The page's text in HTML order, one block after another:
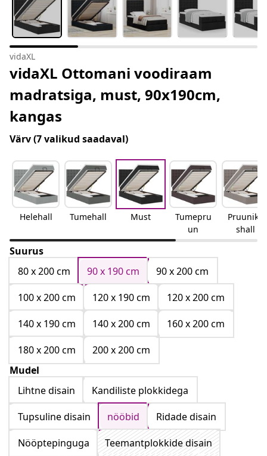
vidaXL
vidaXL Ottomani voodiraam
madratsiga, must, 90x190cm,
kangas
Värv(7 valikud saadaval)
Helehall Tumehall Must
Tumepru
un
Pruunika
shall
Suurus
80 x 200 cm
90 x 190 cm
90 x 200 cm
100 x 200 cm
120 x 190 cm
120 x 200 cm
140 x 190 cm
140 x 200 cm
160 x 200 cm
180 x 200 cm
200 x 200 cm
Mudel
Lihtne disain
Kandiliste plokkidega
Tupsuline disain
nööbid
Ridade disain
Nööptepinguga
Teemantplokkide disain